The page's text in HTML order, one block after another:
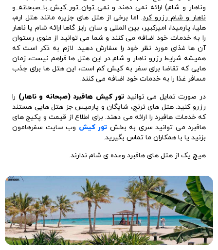
هایی که تقاضا برای سفر به کیش کم است، این هتل ها برای جذب
مسافر غذا را به خدمات خود اضافه می کنند.
در صورت تمایل می توانید تور کیش هافبرد (صبحانه و ناهار)را
رزرو کنید. هتل های ترنج، شایگان و پارمیس جز هتل هایی هستند
که خدمات هافبرد را ارائه می دهند. برای اطلاع از قیمت و پکیج های
هافبرد می توانید سری به بخش
تور کیش وب سایت سفرهامون
بزنید یا با همکاران ما تماس بگیرید.
هیچ یک از هتل های هافبرد وعده ی شام ندارند.
سفرهامونمتعلق به شرکت گردشگری مسافرتی هامون گشت
مشهد با اتکا به پیمان و تجربه طول و دراز فعالیت خود همواره می
کوشد تا در کنار آژانس های معتبر دیگر مانند
alibaba.ir و
flightio.com و lastsecond.ir
پکیج های با کیفیتتور کیشرا به
مشتریان خود ارائه دهد. خدمات با کیفیت عالی برابر مشتریان تنها
موردی است که برای تیم ما از اهمیت ویژه ای برخورد دار است.